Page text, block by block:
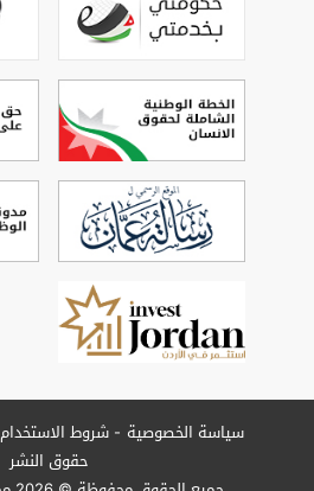
سياسة الخصوصية شروط الاستخدام
حقوق النشر